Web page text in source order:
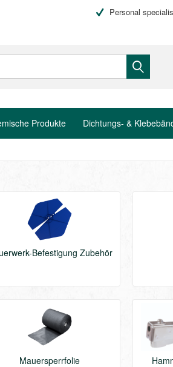
Personal
Produkte Dichtungs- &
Befestigung Zubehör
Mauersperrfolie